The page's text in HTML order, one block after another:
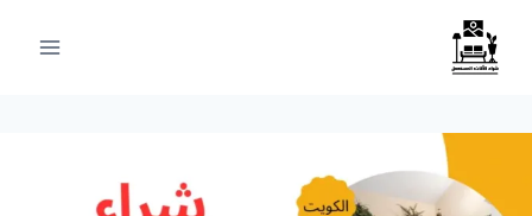
التجاوز
المحتوى